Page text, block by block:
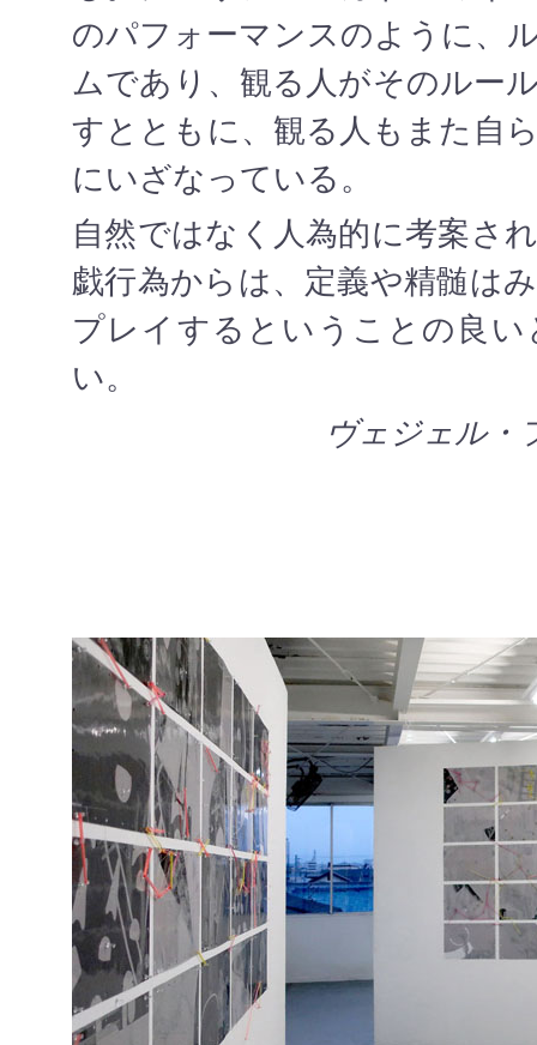
のパフォーマンスのように、
ムであり、観る人がそのルー
すとともに、観る人もまた自
にいざなっている。
自然ではなく人為的に考案さ
戯行為からは、定義や精髄は
プレイするということの良
い。
ヴェジェル・